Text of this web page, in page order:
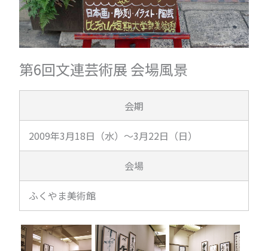
第6回文連芸術展 会場風景
会期
2009年3月18日（水）～3月22日（日）
会場
ふくやま美術館